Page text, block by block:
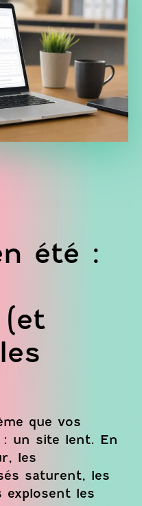
été :
(et
que vos
un site lent. En
les
saturent, les
explosent les